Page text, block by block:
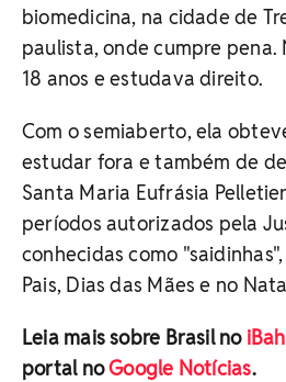
biomedicina, na cidade de
paulista, onde cumpre pena.
18 anos e estudava direito.
Com o semiaberto, ela
estudar fora e também de
Santa Maria Eufrásia
períodos autorizados pela
conhecidas como
Pais, Dias das Mães e no
Leia mais sobre Brasil no
portal noGoogle Notícias.